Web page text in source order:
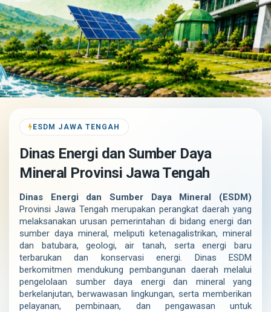
ESDM JAWA TENGAH
Dinas Energi dan Sumber Daya
Mineral Provinsi Jawa Tengah
Dinas Energi dan Sumber Daya Mineral (ESDM)
Provinsi Jawa Tengah merupakan perangkat daerah yang
melaksanakan urusan pemerintahan di bidang energi dan
sumber daya mineral, meliputi ketenagalistrikan, mineral
dan batubara, geologi, air tanah, serta energi baru
terbarukan dan konservasi energi. Dinas ESDM
berkomitmen mendukung pembangunan daerah melalui
pengelolaan sumber daya energi dan mineral yang
berkelanjutan, berwawasan lingkungan, serta memberikan
pelayanan, pembinaan, dan pengawasan untuk